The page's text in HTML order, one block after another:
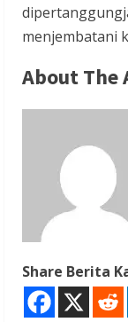
menjembatani
About The
Share Berita